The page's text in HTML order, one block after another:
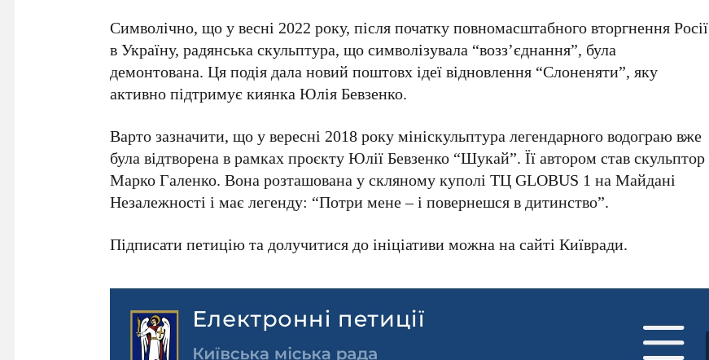
Символічно, що увесні 2022 року, після початку повномасштабного вторгнення Росії
в Україну, радянська скульптура, що символізувала “возз’єднання”, була
демонтована. Ця подія дала новий поштовх ідеї відновлення “Слоненяти”, яку
активно підтримує киянкаЮлія Бевзенко.
Варто зазначити, що увересні 2018 рокумініскульптура легендарного водограю вже
була відтворена в рамках проєктуЮлії Бевзенко “Шукай”. Її автором став скульптор
Марко Галенко. Вона розташована у скляному куполіТЦ GLOBUS 1 наМайдані
Незалежності і має легенду: “Потри мене – і повернешся в дитинство”.
Підписати петицію та долучитися до ініціативи можна на сайті Київради.